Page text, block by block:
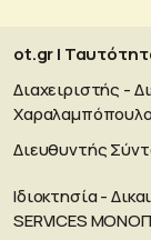
ot.gr |
Διαχειριστής -
Διευθυντής
Ιδιοκτησία -
SERVICES